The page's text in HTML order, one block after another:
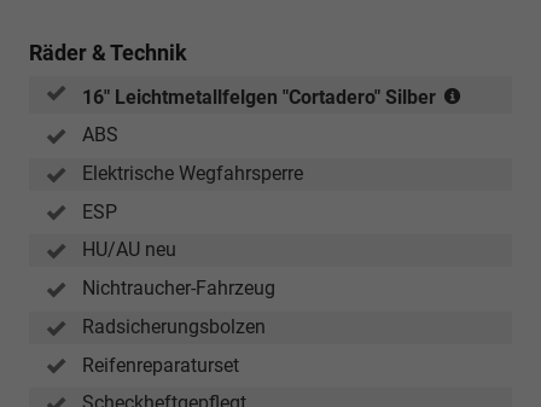
Räder & Technik
16" Leichtmetallfelgen "Cortadero" Silber
ABS
Elektrische Wegfahrsperre
ESP
HU/AU neu
Nichtraucher-Fahrzeug
Radsicherungsbolzen
Reifenreparaturset